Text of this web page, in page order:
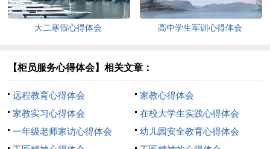
大二寒假心得体会 高中学生军训心得体会
【柜员服务心得体会】相关文章：
远程教育心得体会
家教心得体会
家教实习心得体会
在校大学生实践心得体会
一年级老师家访心得体会
幼儿园安全教育心得体会